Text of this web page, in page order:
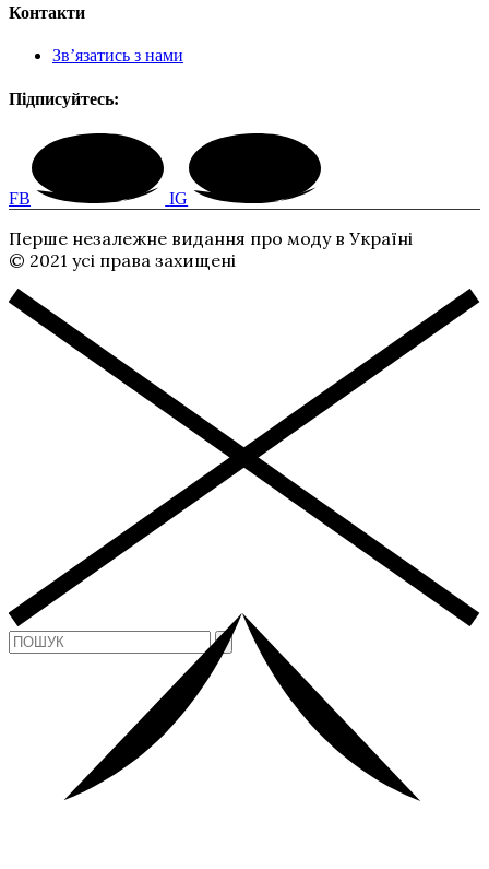
Контакти
Зв’язатись з нами
Підписуйтесь:
FB IG
Перше незалежне видання про моду в Україні
© 2021 усі права захищені